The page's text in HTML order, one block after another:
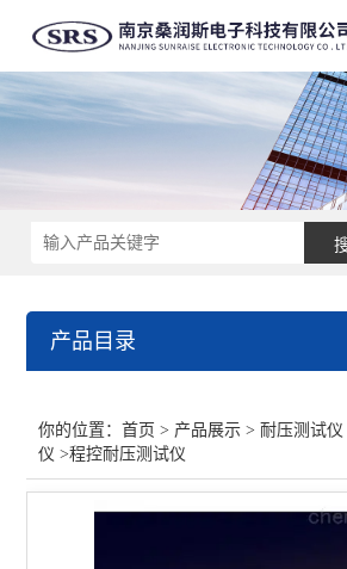
产品目录
程控耐压测试仪
普通耐压测试仪
你的位置：首页 > 产品展示 > 耐压测试仪
仪 >程控耐压测试仪